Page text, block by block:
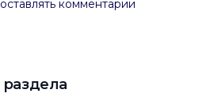
комментарии